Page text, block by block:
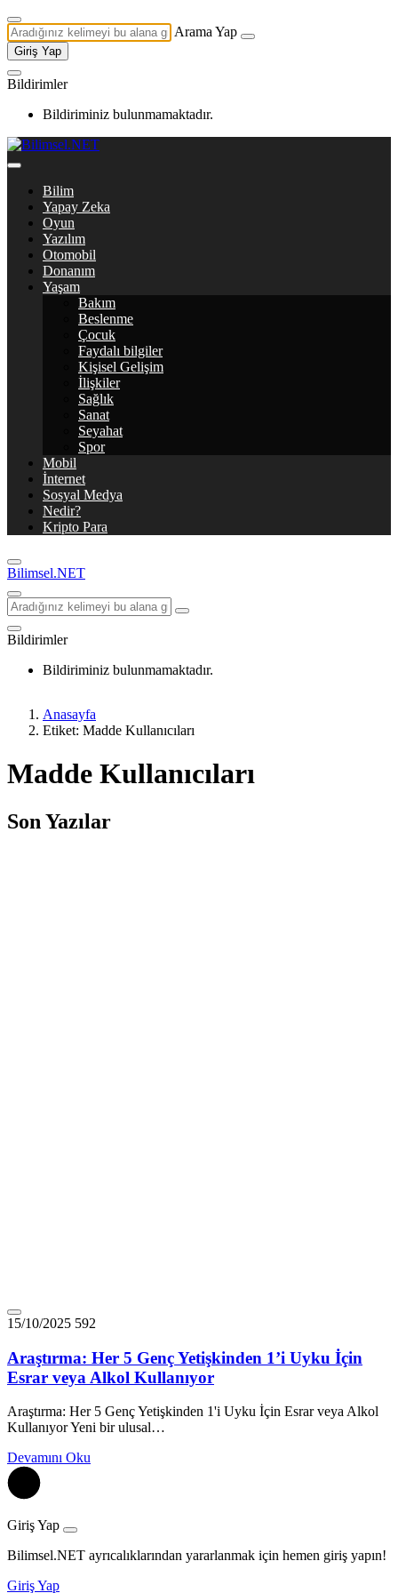
Arama Yap
Giriş Yap
Bildirimler
Bildiriminiz bulunmamaktadır.
Bilim
Yapay Zeka
Oyun
Yazılım
Otomobil
Donanım
Yaşam
Bakım
Beslenme
Çocuk
Faydalı bilgiler
Kişisel Gelişim
İlişkiler
Sağlık
Sanat
Seyahat
Spor
Mobil
İnternet
Sosyal Medya
Nedir?
Kripto Para
Bilimsel.NET
Bildirimler
Bildiriminiz bulunmamaktadır.
Anasayfa
Etiket: Madde Kullanıcıları
Madde Kullanıcıları
Son Yazılar
15/10/2025 592
Araştırma: Her 5 Genç Yetişkinden 1’i Uyku İçin
Esrar veya Alkol Kullanıyor
Araştırma: Her 5 Genç Yetişkinden 1'i Uyku İçin Esrar veya Alkol
Kullanıyor Yeni bir ulusal…
Devamını Oku
Giriş Yap
Bilimsel.NET ayrıcalıklarından yararlanmak için hemen giriş yapın!
Giriş Yap